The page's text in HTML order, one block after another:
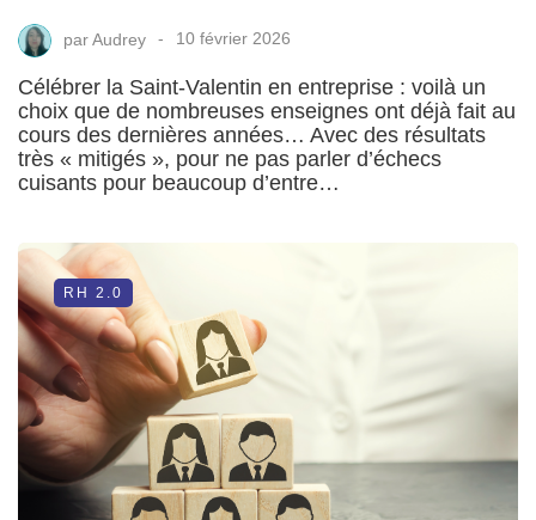
parAudrey 10 février 2026
Célébrer la Saint-Valentin en entreprise : voilà un
choix que de nombreuses enseignes ont déjà fait au
cours des dernières années… Avec des résultats
très « mitigés », pour ne pas parler d’échecs
cuisants pour beaucoup d’entre…
RH 2.0